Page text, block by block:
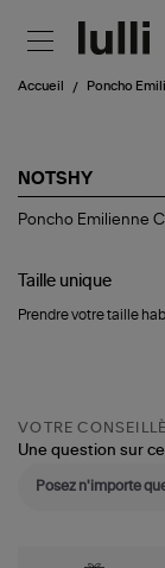
Accueil Poncho
NOTSHY
Poncho
V
Cachemire
Brume
Poncho Emilienne
Taille unique
Prendre votre taille
VOTRE
Une question sur